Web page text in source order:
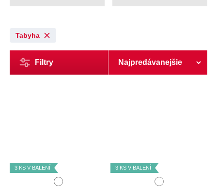
Tabyha
Filtry
3 KS V BALENÍ 3 KS V BALENÍ